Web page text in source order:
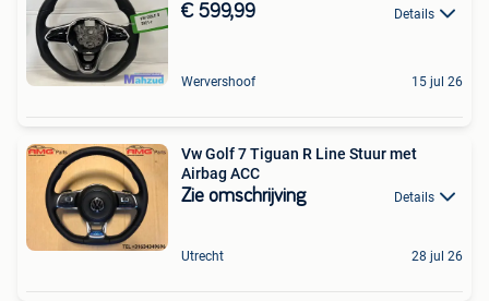
€ 599,99 Details
Wervershoof 15 jul 26
Vw Golf 7 Tiguan R Line Stuur met
Airbag ACC
Zie omschrijving Details
Utrecht 28 jul 26